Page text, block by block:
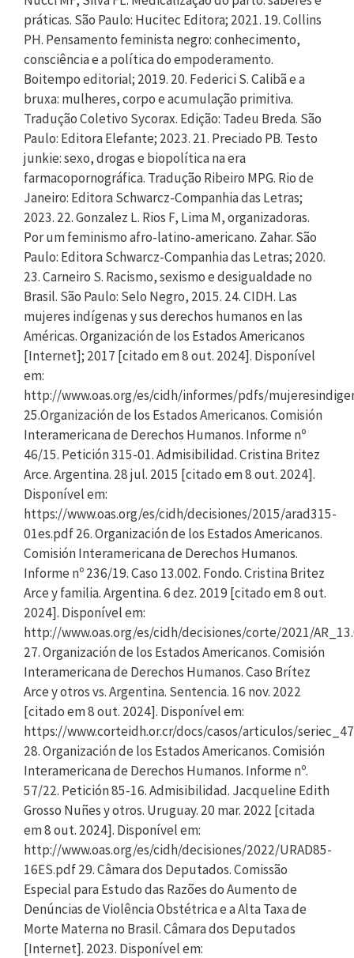
práticas. São Paulo: Hucitec Editora; 2021. 19. Collins
PH. Pensamento feminista negro: conhecimento,
consciência e a política do empoderamento.
Boitempo editorial; 2019. 20. Federici S. Calibã e a
bruxa: mulheres, corpo e acumulação primitiva.
Tradução Coletivo Sycorax. Edição: Tadeu Breda. São
Paulo: Editora Elefante; 2023. 21. Preciado PB. Testo
junkie: sexo, drogas e biopolítica na era
farmacopornográfica. Tradução Ribeiro MPG. Rio de
Janeiro: Editora Schwarcz-Companhia das Letras;
2023. 22. Gonzalez L. Rios F, Lima M, organizadoras.
Por um feminismo afro-latino-americano. Zahar. São
Paulo: Editora Schwarcz-Companhia das Letras; 2020.
23. Carneiro S. Racismo, sexismo e desigualdade no
Brasil. São Paulo: Selo Negro, 2015. 24. CIDH. Las
mujeres indígenas y sus derechos humanos en las
Américas. Organización de los Estados Americanos
[Internet]; 2017 [citado em 8 out. 2024]. Disponível
em:
http://www.oas.org/es/cidh/informes/pdfs/
25.Organización de los Estados Americanos. Comisión
Interamericana de Derechos Humanos. Informe nº
46/15. Petición 315-01. Admisibilidad. Cristina Britez
Arce. Argentina. 28 jul. 2015 [citado em 8 out. 2024].
Disponível em:
https://www.oas.org/es/cidh/decisiones/2015/arad315-
01es.pdf 26. Organización de los Estados Americanos.
Comisión Interamericana de Derechos Humanos.
Informe nº 236/19. Caso 13.002. Fondo. Cristina Britez
Arce y familia. Argentina. 6 dez. 2019 [citado em 8 out.
2024]. Disponível em:
http://www.oas.org/es/cidh/decisiones/corte/2021/
27. Organización de los Estados Americanos. Comisión
Interamericana de Derechos Humanos. Caso Brítez
Arce y otros vs. Argentina. Sentencia. 16 nov. 2022
[citado em 8 out. 2024]. Disponível em:
https://www.corteidh.or.cr/docs/casos/articulos/
28. Organización de los Estados Americanos. Comisión
Interamericana de Derechos Humanos. Informe nº.
57/22. Petición 85-16. Admisibilidad. Jacqueline Edith
Grosso Nuñes y otros. Uruguay. 20 mar. 2022 [citada
em 8 out. 2024]. Disponível em:
http://www.oas.org/es/cidh/decisiones/2022/URAD85-
16ES.pdf 29. Câmara dos Deputados. Comissão
Especial para Estudo das Razões do Aumento de
Denúncias de Violência Obstétrica e a Alta Taxa de
Morte Materna no Brasil. Câmara dos Deputados
[Internet]. 2023. Disponível em: